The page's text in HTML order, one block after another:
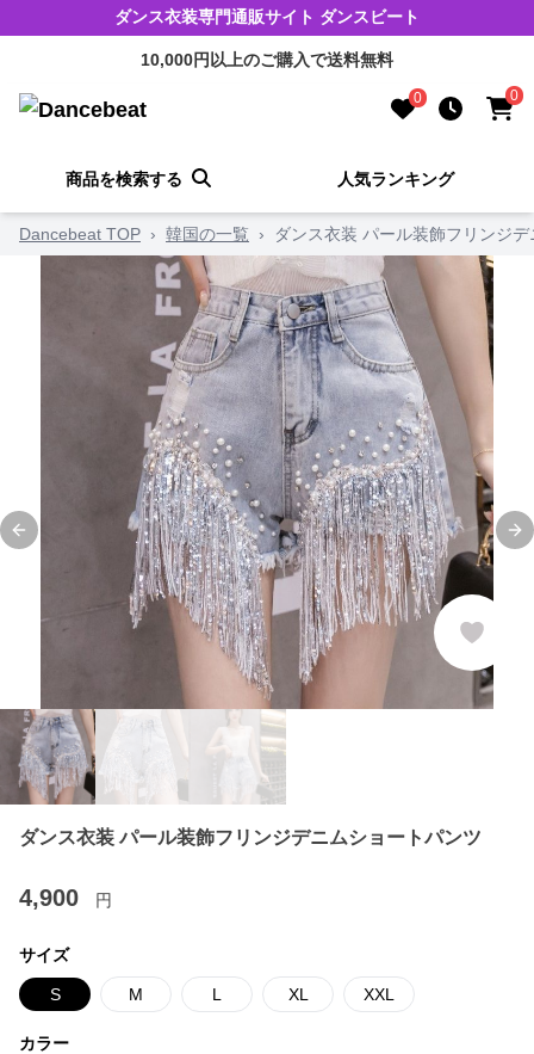
ダンス衣装専門通販サイト ダンスビート
10,000円以上のご購入で送料無料
0 0
商品を検索する 人気ランキング
Dancebeat TOP › 韓国の一覧 › ダンス衣装 パール装飾フリンジ
Previous slide
ダンス衣装 パール装飾フリンジデニムショートパンツ
4,900 円
サイズ
S M L XL XXL
カラー